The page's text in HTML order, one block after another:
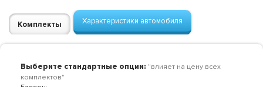
Комплекты Характеристики автомобиля
Выберите стандартные опции: "влияет на цену всех
комплектов"